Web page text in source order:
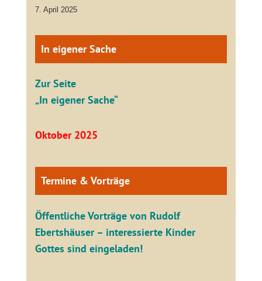
7. April 2025
In eigener Sache
Zur Seite
„In eigener Sache“
Oktober 2025
Termine & Vorträge
Öffentliche Vorträge von Rudolf
Ebertshäuser – interessierte Kinder
Gottes sind eingeladen!